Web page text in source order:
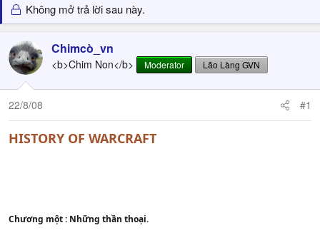
r
e
a
d
s
t
a
r
e
à
y
ử
i
Không mở trả lời sau này.
Chimcò_vn
<b>Chim Non</b> Moderator Lão Làng GVN
22/8/08 #1
HISTORY OF WARCRAFT
Chương một : Những thần thoại.